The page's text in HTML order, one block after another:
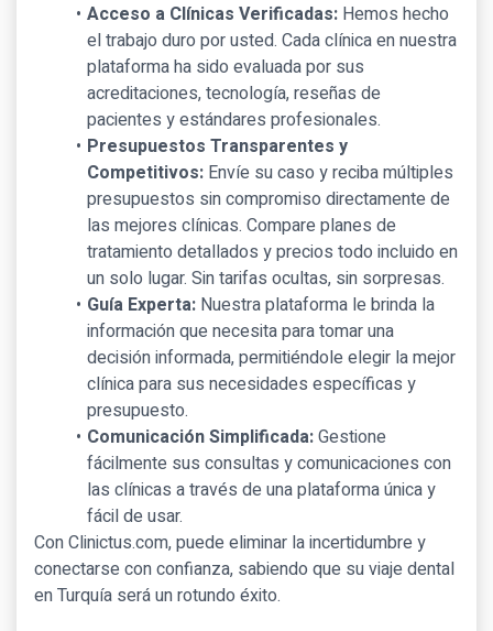
Acceso a Clínicas Verificadas:Hemos hecho
el trabajo duro por usted. Cada clínica en nuestra
plataforma ha sido evaluada por sus
acreditaciones, tecnología, reseñas de
pacientes y estándares profesionales.
Presupuestos Transparentes y
Competitivos: Envíe su caso y reciba múltiples
presupuestos sin compromiso directamente de
las mejores clínicas. Compare planes de
tratamiento detallados y precios todo incluido en
un solo lugar. Sin tarifas ocultas, sin sorpresas.
Guía Experta:Nuestra plataforma le brinda la
información que necesita para tomar una
decisión informada, permitiéndole elegir la mejor
clínica para sus necesidades específicas y
presupuesto.
Comunicación Simplificada:Gestione
fácilmente sus consultas y comunicaciones con
las clínicas a través de una plataforma única y
fácil de usar.
Con Clinictus.com, puede eliminar la incertidumbre y
conectarse con confianza, sabiendo que su viaje dental
en Turquía será un rotundo éxito.